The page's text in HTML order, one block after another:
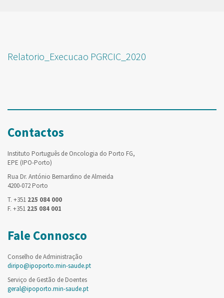
Relatorio_Execucao PGRCIC_2020
Contactos
Instituto Português de Oncologia do Porto FG,
EPE (IPO-Porto)
Rua Dr. António Bernardino de Almeida
4200-072 Porto
T. +351 225 084 000
F. +351 225 084 001
Fale Connosco
Conselho de Administração
diripo@ipoporto.min-saude.pt
Serviço de Gestão de Doentes
geral@ipoporto.min-saude.pt